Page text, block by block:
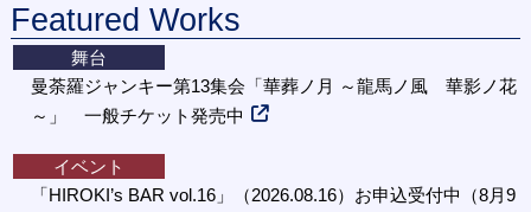
Featured Works
舞台
曼荼羅ジャンキー第13集会「華葬ノ月 ～龍馬ノ風 華影ノ花
～」 一般チケット発売中
イベント
「HIROKI’s BAR vol.16」（2026.08.16）お申込受付中（8月9